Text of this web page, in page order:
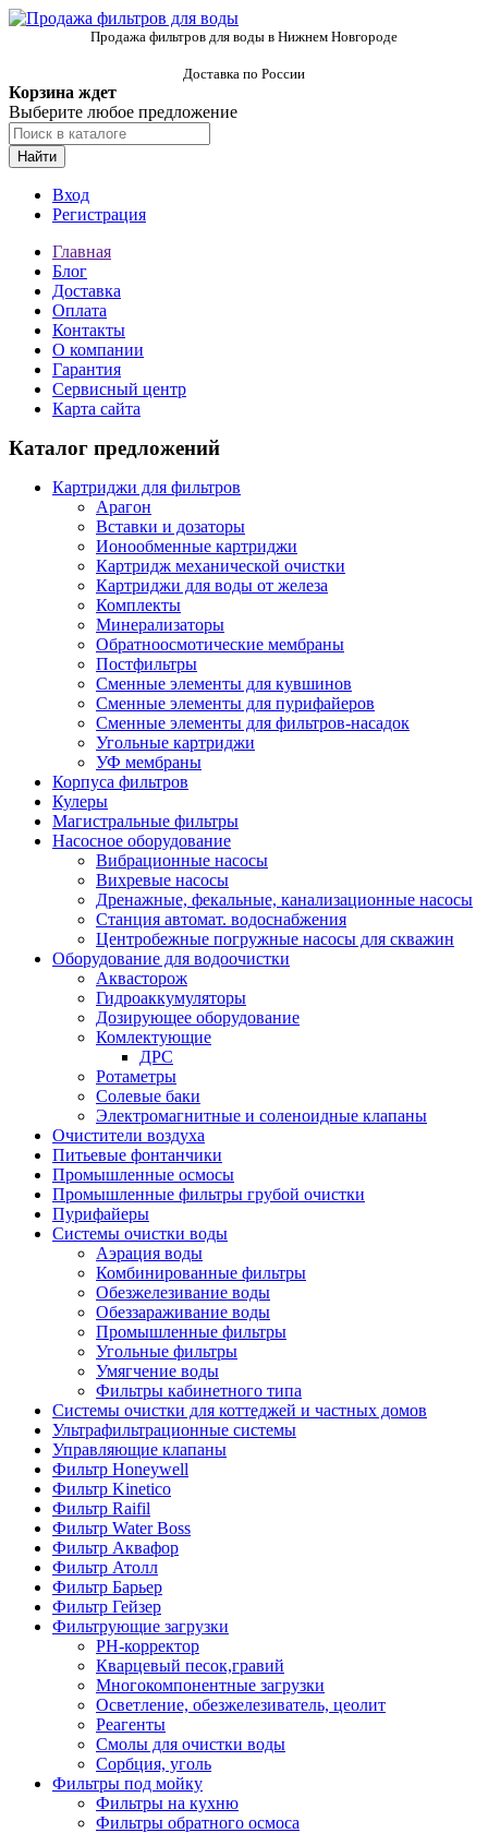
Продажа фильтров для воды в Нижнем Новгороде
Доставка по России
Корзина ждет
Выберите любое предложение
Найти
Вход
Регистрация
Главная
Блог
Доставка
Оплата
Контакты
О компании
Гарантия
Сервисный центр
Карта сайта
Каталог предложений
Картриджи для фильтров
Арагон
Вставки и дозаторы
Ионообменные картриджи
Картридж механической очистки
Картриджи для воды от железа
Комплекты
Минерализаторы
Обратноосмотические мембраны
Постфильтры
Сменные элементы для кувшинов
Сменные элементы для пурифайеров
Сменные элементы для фильтров-насадок
Угольные картриджи
УФ мембраны
Корпуса фильтров
Кулеры
Магистральные фильтры
Насосное оборудование
Вибрационные насосы
Вихревые насосы
Дренажные, фекальные, канализационные насосы
Станция автомат. водоснабжения
Центробежные погружные насосы для скважин
Оборудование для водоочистки
Аквасторож
Гидроаккумуляторы
Дозирующее оборудование
Комлектующие
ДРС
Ротаметры
Солевые баки
Электромагнитные и соленоидные клапаны
Очистители воздуха
Питьевые фонтанчики
Промышленные осмосы
Промышленные фильтры грубой очистки
Пурифайеры
Системы очистки воды
Аэрация воды
Комбинированные фильтры
Обезжелезивание воды
Обеззараживание воды
Промышленные фильтры
Угольные фильтры
Умягчение воды
Фильтры кабинетного типа
Системы очистки для коттеджей и частных домов
Ультрафильтрационные системы
Управляющие клапаны
Фильтр Honeywell
Фильтр Kinetico
Фильтр Raifil
Фильтр Water Boss
Фильтр Аквафор
Фильтр Атолл
Фильтр Барьер
Фильтр Гейзер
Фильтрующие загрузки
PH-корректор
Кварцевый песок,гравий
Многокомпонентные загрузки
Осветление, обезжелезиватель, цеолит
Реагенты
Смолы для очистки воды
Сорбция, уголь
Фильтры под мойку
Фильтры на кухню
Фильтры обратного осмоса